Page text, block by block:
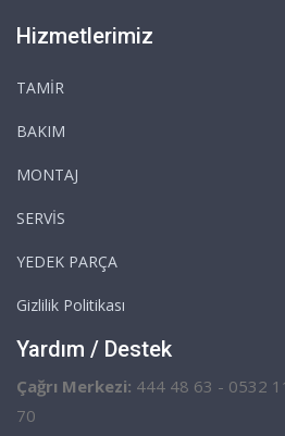
Hizmetlerimiz
TAMİR
BAKIM
MONTAJ
SERVİS
YEDEK PARÇA
Gizlilik Politikası
Yardım / Destek
Çağrı Merkezi: 444 48 63 - 0532
70